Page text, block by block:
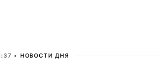
• НОВОСТИ ДНЯ